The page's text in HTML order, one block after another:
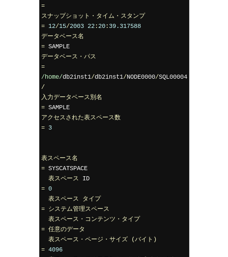
=
スナップショット・タイム・スタンプ
= 12/15/2003 22:20: 39.317588
データベース名
=
SAMPLE
データベース・パス
=
/home/db2inst1/db2inst1/NODE0000/SQL00004
/
入力データベース別名
=
SAMPLE
アクセスされた表スペース数
=
3
表スペース名
= SYSCATSPACE
表スペース
ID
= 0
表スペース
タイプ
=
システム管理スペース
表スペース・コンテンツ・タイプ
= 任意のデータ
表スペース・ページ・サイズ
(バイト)
= 4096